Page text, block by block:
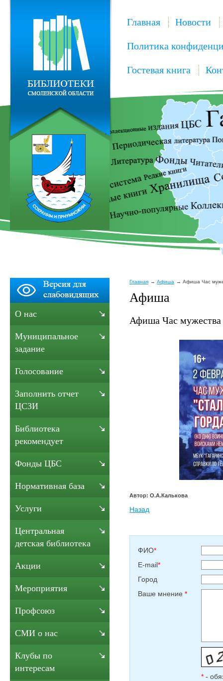
Главная Новости
Политика
Гостевая книга
Главная Афиша Афиша Час
Афиша
Афиша Час мужества
Автор: О.А.Калькова
Назад
ФИО*
E-mail*
Город
Ваше мнение *
* -
О нас
Муниципальное
задание
Голосование
Заполнить отчет
ЦСЗИ
Библиотека
рекомендует
Фонды ЦБС
Нормативная база
Услуги
Центральная
детская библиотека
Акции
Мероприятия
Профсоюз
СМИ о нас
Клубы по
интересам